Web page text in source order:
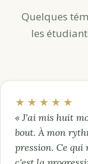
Quelques
les
★★★★★
« J'ai mis huit
bout. À mon
pression. Ce qui